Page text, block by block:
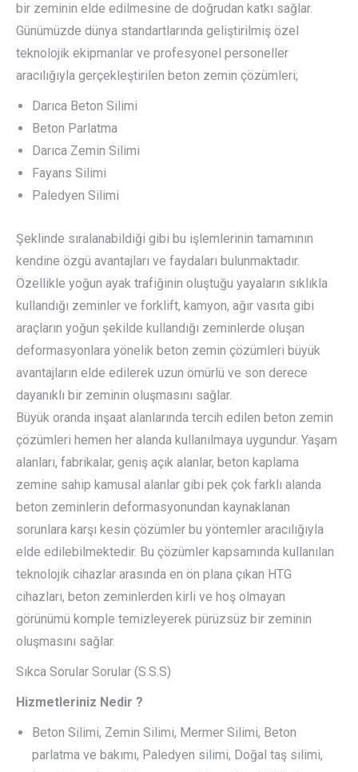
bir zeminin elde edilmesine de doğrudan katkı sağlar.
Günümüzde dünya standartlarında geliştirilmiş özel
teknolojik ekipmanlar ve profesyonel personeller
aracılığıyla gerçekleştirilen beton zemin çözümleri;
Darıca Beton Silimi
Beton Parlatma
Darıca Zemin Silimi
Fayans Silimi
Paledyen Silimi
Şeklinde sıralanabildiği gibi bu işlemlerinin tamamının
kendine özgü avantajları ve faydaları bulunmaktadır.
Özellikle yoğun ayak trafiğinin oluştuğu yayaların sıklıkla
kullandığı zeminler ve forklift, kamyon, ağır vasıta gibi
araçların yoğun şekilde kullandığı zeminlerde oluşan
deformasyonlara yönelik beton zemin çözümleri büyük
avantajların elde edilerek uzun ömürlü ve son derece
dayanıklı bir zeminin oluşmasını sağlar.
Büyük oranda inşaat alanlarında tercih edilen beton zemin
çözümleri hemen her alanda kullanılmaya uygundur. Yaşam
alanları, fabrikalar, geniş açık alanlar, beton kaplama
zemine sahip kamusal alanlar gibi pek çok farklı alanda
beton zeminlerin deformasyonundan kaynaklanan
sorunlara karşı kesin çözümler bu yöntemler aracılığıyla
elde edilebilmektedir. Bu çözümler kapsamında kullanılan
teknolojik cihazlar arasında en ön plana çıkan HTG
cihazları, beton zeminlerden kirli ve hoş olmayan
görünümü komple temizleyerek pürüzsüz bir zeminin
oluşmasını sağlar.
Sıkca Sorular Sorular (S.S.S)
Hizmetleriniz Nedir ?
Beton Silimi, Zemin Silimi, Mermer Silimi, Beton
parlatma ve bakımı, Paledyen silimi, Doğal taş silimi,